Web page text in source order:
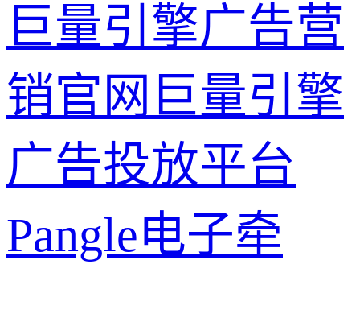
巨量引擎广告营
销官网 巨量引擎
广告投放平台
Pangle电子牵